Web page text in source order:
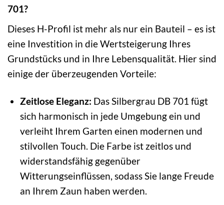
701?
Dieses H-Profil ist mehr als nur ein Bauteil – es ist
eine Investition in die Wertsteigerung Ihres
Grundstücks und in Ihre Lebensqualität. Hier sind
einige der überzeugenden Vorteile:
Zeitlose Eleganz: Das Silbergrau DB 701 fügt
sich harmonisch in jede Umgebung ein und
verleiht Ihrem Garten einen modernen und
stilvollen Touch. Die Farbe ist zeitlos und
widerstandsfähig gegenüber
Witterungseinflüssen, sodass Sie lange Freude
an Ihrem Zaun haben werden.